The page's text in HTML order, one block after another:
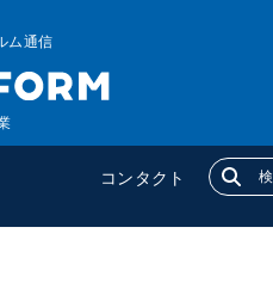
ム通信
コンタクト